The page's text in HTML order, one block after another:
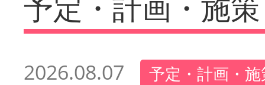
2026.08.07 予定・計画・